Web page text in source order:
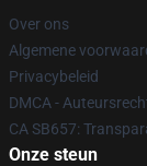
Over ons
Algemene
Privacybeleid
DMCA -
CA SB657:
Onze steun